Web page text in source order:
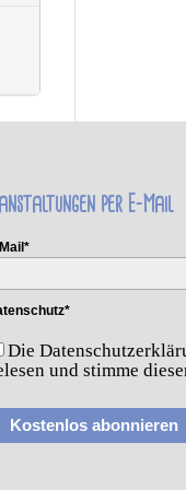
per E-Mail
Die
und stimme
Kostenlos abonnieren